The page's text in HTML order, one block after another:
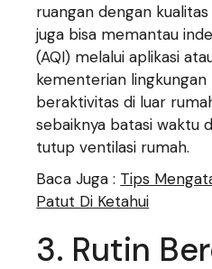
ruangan dengan
juga bisa memantau
(AQI) melalui aplikasi
kementerian
beraktivitas di luar
sebaiknya batasi waktu
tutup ventilasi rumah.
Baca Juga : Tips
Patut Di Ketahui
3. Rutin